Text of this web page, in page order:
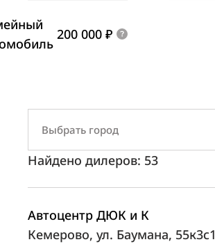
200 000 ₽
Выбрать город
Найдено дилеров: 53
Автоцентр ДЮК и К
Кемерово, ул. Баумана, 55к3с1